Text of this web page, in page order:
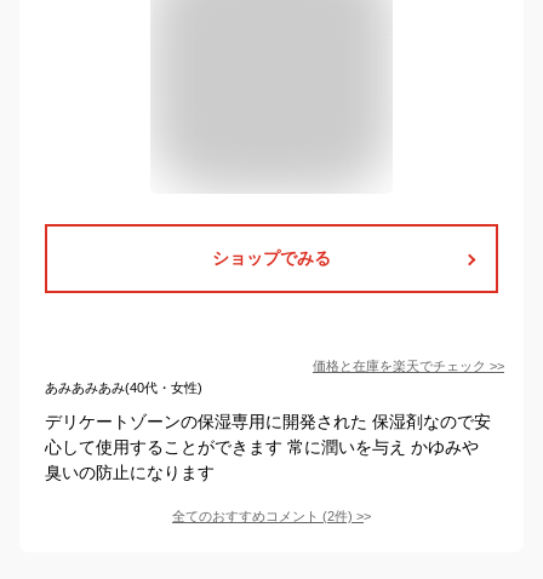
ショップでみる
価格と在庫を楽天でチェック >>
あみあみあみ(40代・女性)
デリケートゾーンの保湿専用に開発された 保湿剤なので安
心して使用することができます 常に潤いを与え かゆみや
臭いの防止になります
全てのおすすめコメント (2件) >